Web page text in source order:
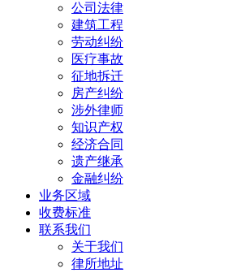
公司法律
建筑工程
劳动纠纷
医疗事故
征地拆迁
房产纠纷
涉外律师
知识产权
经济合同
遗产继承
金融纠纷
业务区域
收费标准
联系我们
关于我们
律所地址